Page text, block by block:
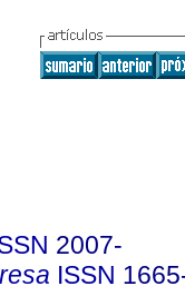
2007-
ISSN